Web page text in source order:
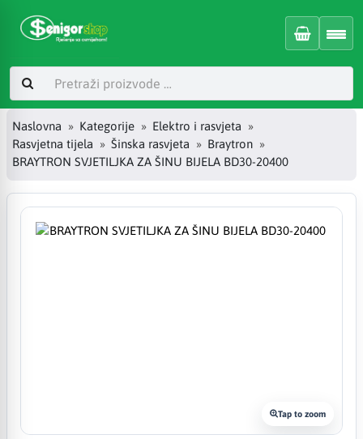
Naslovna Kategorije
Elektro i rasvjeta
Rasvjetna tijela
Šinska rasvjeta
Braytron
BRAYTRON SVJETILJKA ZA ŠINU BIJELA BD30-20400
Tap to zoom